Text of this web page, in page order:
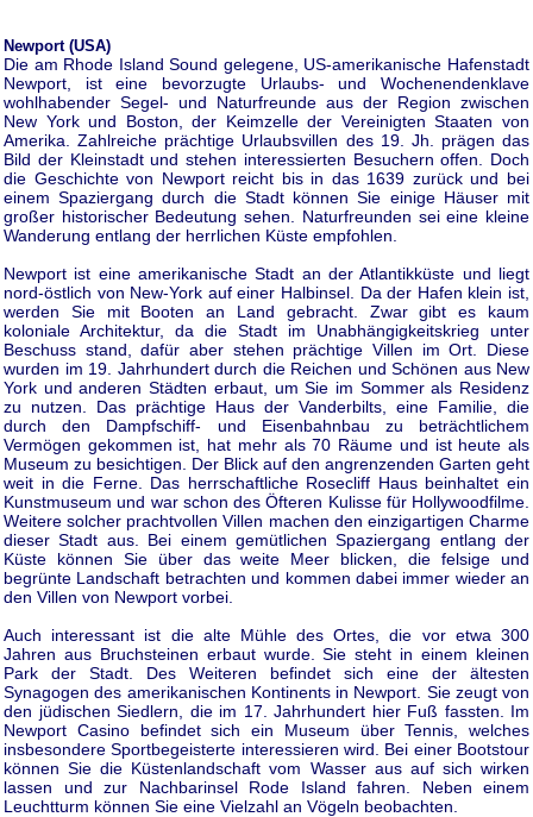
Newport (USA)
Die am Rhode Island Sound gelegene, US-amerikanische Hafenstadt
Newport, ist eine bevorzugte Urlaubs- und Wochenendenklave
wohlhabender Segel- und Naturfreunde aus der Region zwischen
New York und Boston, der Keimzelle der Vereinigten Staaten von
Amerika. Zahlreiche prächtige Urlaubsvillen des 19. Jh. prägen das
Bild der Kleinstadt und stehen interessierten Besuchern offen. Doch
die Geschichte von Newport reicht bis in das 1639 zurück und bei
einem Spaziergang durch die Stadt können Sie einige Häuser mit
großer historischer Bedeutung sehen. Naturfreunden sei eine kleine
Wanderung entlang der herrlichen Küste empfohlen.
Newport ist eine amerikanische Stadt an der Atlantikküste und liegt
nord-östlich von New-York auf einer Halbinsel. Da der Hafen klein ist,
werden Sie mit Booten an Land gebracht. Zwar gibt es kaum
koloniale Architektur, da die Stadt im Unabhängigkeitskrieg unter
Beschuss stand, dafür aber stehen prächtige Villen im Ort. Diese
wurden im 19. Jahrhundert durch die Reichen und Schönen aus New
York und anderen Städten erbaut, um Sie im Sommer als Residenz
zu nutzen. Das prächtige Haus der Vanderbilts, eine Familie, die
durch den Dampfschiff- und Eisenbahnbau zu beträchtlichem
Vermögen gekommen ist, hat mehr als 70 Räume und ist heute als
Museum zu besichtigen. Der Blick auf den angrenzenden Garten geht
weit in die Ferne. Das herrschaftliche Rosecliff Haus beinhaltet ein
Kunstmuseum und war schon des Öfteren Kulisse für Hollywoodfilme.
Weitere solcher prachtvollen Villen machen den einzigartigen Charme
dieser Stadt aus. Bei einem gemütlichen Spaziergang entlang der
Küste können Sie über das weite Meer blicken, die felsige und
begrünte Landschaft betrachten und kommen dabei immer wieder an
den Villen von Newport vorbei.
Auch interessant ist die alte Mühle des Ortes, die vor etwa 300
Jahren aus Bruchsteinen erbaut wurde. Sie steht in einem kleinen
Park der Stadt. Des Weiteren befindet sich eine der ältesten
Synagogen des amerikanischen Kontinents in Newport. Sie zeugt von
den jüdischen Siedlern, die im 17. Jahrhundert hier Fuß fassten. Im
Newport Casino befindet sich ein Museum über Tennis, welches
insbesondere Sportbegeisterte interessieren wird. Bei einer Bootstour
können Sie die Küstenlandschaft vom Wasser aus auf sich wirken
lassen und zur Nachbarinsel Rode Island fahren. Neben einem
Leuchtturm können Sie eine Vielzahl an Vögeln beobachten.